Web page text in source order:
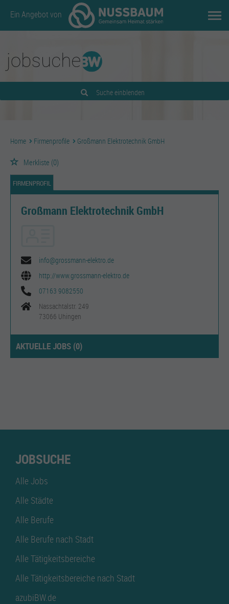
Ein Angebot von
Suche einblenden
Home Firmenprofile Großmann Elektrotechnik GmbH
Merkliste (0)
FIRMENPROFIL
Großmann Elektrotechnik GmbH
info@grossmann-elektro.de
http://www.grossmann-elektro.de
07163 9082550
Nassachtalstr. 249
73066 Uhingen
AKTUELLE JOBS (0)
JOBSUCHE
Alle Jobs
Alle Städte
Alle Berufe
Alle Berufe nach Stadt
Alle Tätigkeitsbereiche
Alle Tätigkeitsbereiche nach Stadt
azubiBW.de